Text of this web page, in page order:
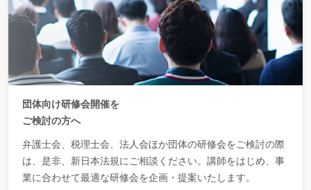
団体向け研修会開催を
ご検討の方へ
弁護士会、税理士会、法人会ほか団体の研修会をご検討の際
は、是非、新日本法規にご相談ください。講師をはじめ、事
業に合わせて最適な研修会を企画・提案いたします。